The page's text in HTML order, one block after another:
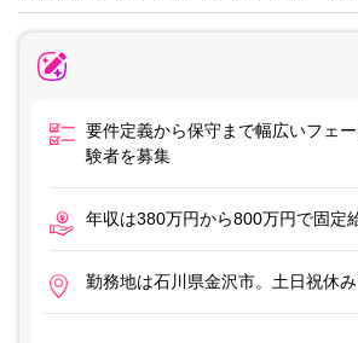
要件定義から保守まで幅広いフェ
験者を募集
年収は380万円から800万円で固定
勤務地は石川県金沢市。土日祝休